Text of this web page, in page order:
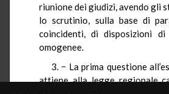
riunione dei giudizi, avendo gli
lo scrutinio, sulla base di
coincidenti, di disposizioni
omogenee.
3. − La prima questione
attiene alla legge regionale